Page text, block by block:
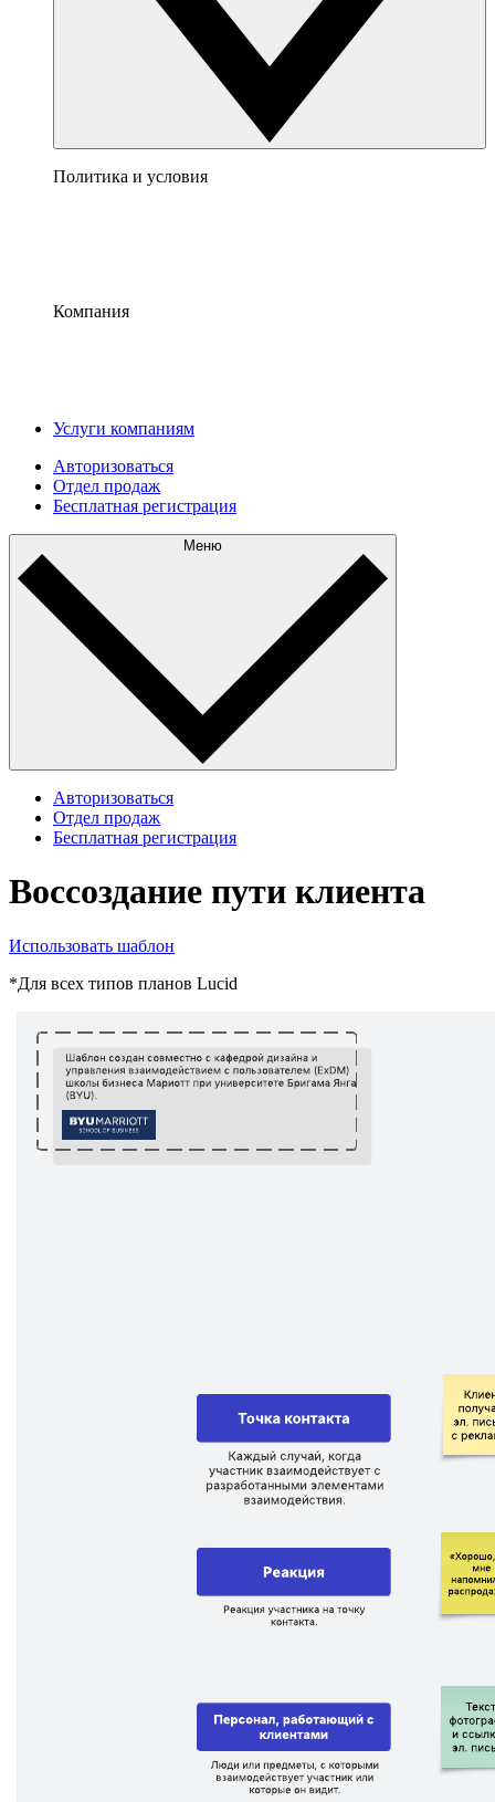
Политика и условия
Компания
Услуги компаниям
Авторизоваться
Отдел продаж
Бесплатная регистрация
Меню
Авторизоваться
Отдел продаж
Бесплатная регистрация
Воссоздание пути клиента
Использовать шаблон
*Для всех типов планов Lucid